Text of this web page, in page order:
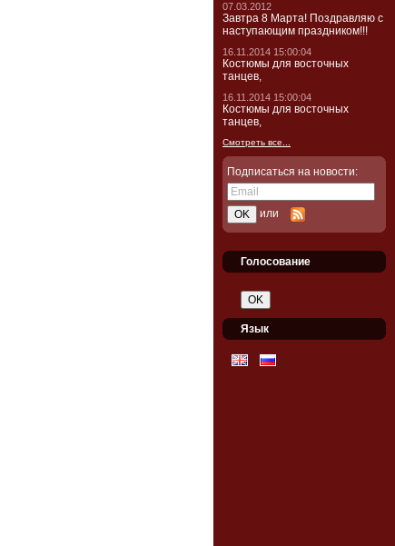
07.03.2012
Завтра 8 Марта! Поздравляю с
наступающим праздником!!!
16.11.2014 15:00:04
Костюмы для восточных
танцев,
16.11.2014 15:00:04
Костюмы для восточных
танцев,
Смотреть все...
Подписаться на новости:
или
Голосование
Язык